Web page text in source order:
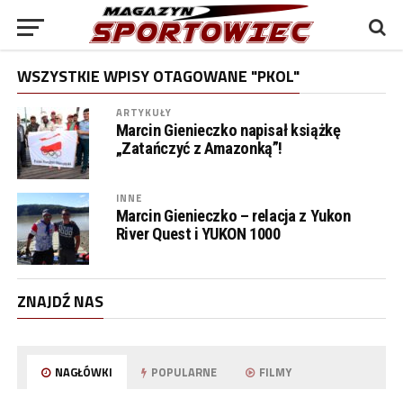
WSZYSTKIE WPISY OTAGOWANE "PKOL"
ARTYKUŁY
Marcin Gienieczko napisał książkę
„Zatańczyć z Amazonką”!
INNE
Marcin Gienieczko – relacja z Yukon
River Quest i YUKON 1000
ZNAJDŹ NAS
NAGŁÓWKI POPULARNE FILMY